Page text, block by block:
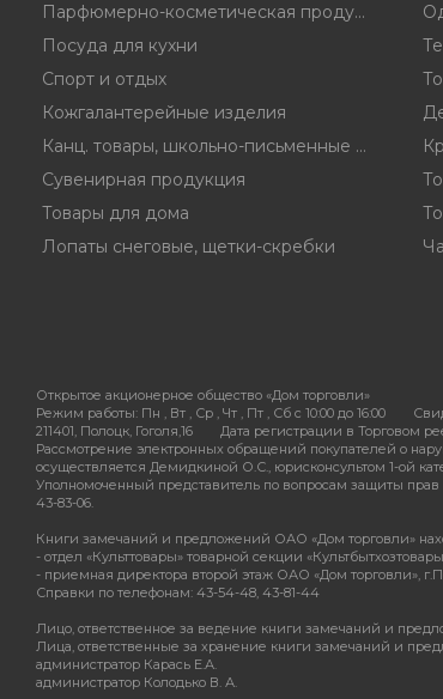
Парфюмерно-косметическая продукция
Посуда для кухни
Спорт и отдых
Кожгалантерейные изделия
Канц. товары, школьно-письменные принадл.
Сувенирная продукция
Товары для дома
Лопаты снеговые, щетки-скребки
Открытое акционерное общество «Дом торговли»
Режим работы: Пн , Вт , Ср , Чт , Пт , Сб c 10:00 до 16:00
211401, Полоцк, Гоголя,16
Дата регистрации в Торговом
Рассмотрение электронных обращений покупателей о
осуществляется Демидкиной О.С., юрисконсультом 1-ой
Уполномоченный представитель по вопросам защиты прав
43-83-06.
Книги замечаний и предложений ОАО «Дом торговли»
- отдел «Культтовары» товарной секции
- приемная директора второй этаж ОАО «Дом торговли»,
Справки по телефонам: 43-54-48, 43-81-44
Лицо, ответственное за ведение книги замечаний и
Лица, ответственные за хранение книги замечаний и
администратор Карась Е.А.
администратор Колодько В. А.